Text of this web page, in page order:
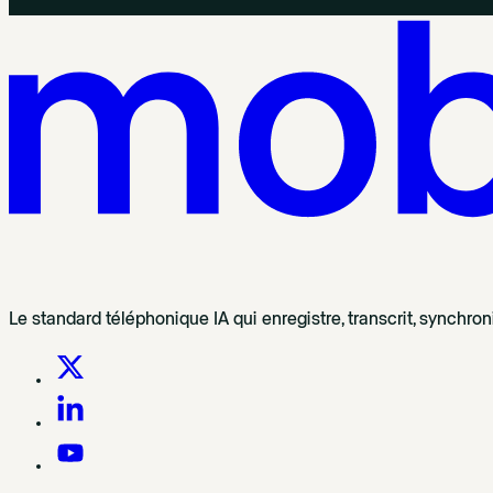
Le standard téléphonique IA qui enregistre, transcrit,